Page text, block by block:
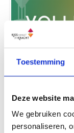
Toestemming
Deze website
We gebruiken
personaliseren,